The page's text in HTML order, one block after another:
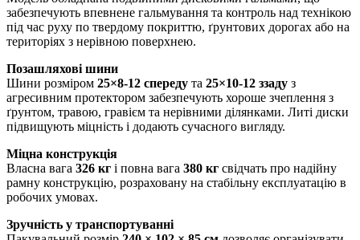
забезпечують впевнене гальмування та контроль над технікою
під час руху по твердому покриттю, ґрунтових дорогах або на
територіях з нерівною поверхнею.
Позашляхові шини
Шини розміром 25×8-12 спереду та 25×10-12 ззаду з
агресивним протектором забезпечують хороше зчеплення з
ґрунтом, травою, гравієм та нерівними ділянками. Литі диски
підвищують міцність і додають сучасного вигляду.
Міцна конструкція
Власна вага 326 кг і повна вага 380 кг свідчать про надійну
рамну конструкцію, розраховану на стабільну експлуатацію в
робочих умовах.
Зручність у транспортуванні